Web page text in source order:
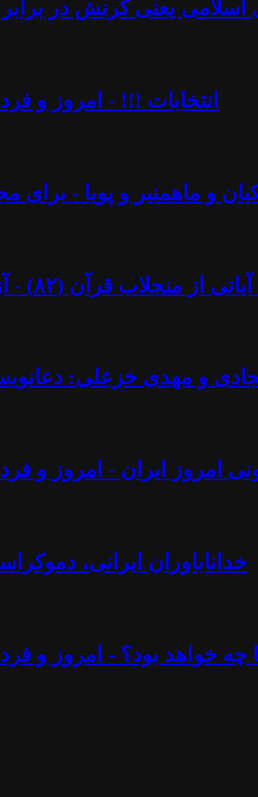
یعنی کُرنش در برابر
انتخابات !!! - امروز و
و ماهمنیر و پویا - برای
- آزاد فارسانی، روشنگران قادسیه
و مهدی خزعلی:
امروز ایران - امروز و
خداناباوران ایرانی،
خواهد بود؟ - امروز و